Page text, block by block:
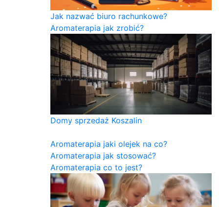
Jak nazwać biuro rachunkowe?
Aromaterapia jak zrobić?
Domy sprzedaż Koszalin
Aromaterapia jaki olejek na co?
Aromaterapia jak stosować?
Aromaterapia co to jest?